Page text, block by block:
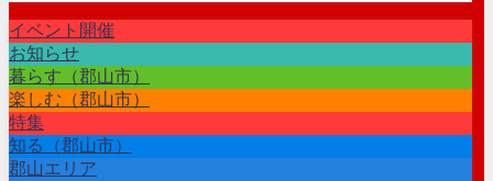
イベント開催
お知らせ
暮らす（郡山市）
楽しむ（郡山市）
特集
知る（郡山市）
郡山エリア